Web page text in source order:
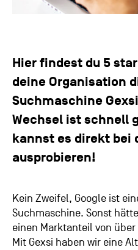
Hier findest du 5
deine Organisation
Suchmaschine
Wechsel ist schnell
kannst es direkt bei
ausprobieren!
Kein Zweifel, Google ist
Suchmaschine. Sonst
einen Marktanteil von
Mit Gexsi haben wir eine